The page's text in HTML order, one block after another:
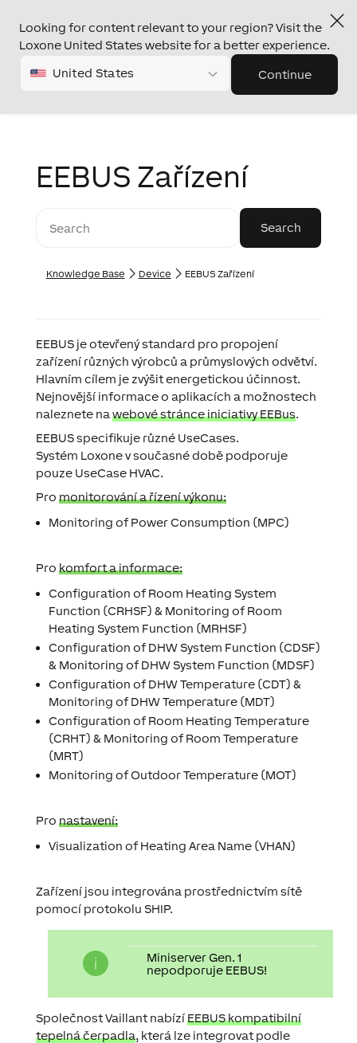
Looking for content relevant to your region? Visit the
Loxone United States website for a better experience.
United States Continue
EEBUS Zařízení
Knowledge Base Device EEBUS Zařízení
EEBUS je otevřený standard pro propojení
zařízení různých výrobců a průmyslových odvětví.
Hlavním cílem je zvýšit energetickou účinnost.
Nejnovější informace o aplikacích a možnostech
naleznete na webové stránce iniciativy EEBus.
EEBUS specifikuje různé UseCases.
Systém Loxone v současné době podporuje
pouze UseCase HVAC.
Pro monitorování a řízení výkonu:
Monitoring of Power Consumption (MPC)
Pro komfort a informace:
Configuration of Room Heating System
Function (CRHSF) & Monitoring of Room
Heating System Function (MRHSF)
Configuration of DHW System Function (CDSF)
& Monitoring of DHW System Function (MDSF)
Configuration of DHW Temperature (CDT) &
Monitoring of DHW Temperature (MDT)
Configuration of Room Heating Temperature
(CRHT) & Monitoring of Room Temperature
(MRT)
Monitoring of Outdoor Temperature (MOT)
Pro nastavení:
Visualization of Heating Area Name (VHAN)
Zařízení jsou integrována prostřednictvím sítě
pomocí protokolu SHIP.
Miniserver Gen. 1
nepodporuje EEBUS!
Společnost Vaillant nabízíEEBUS kompatibilní
tepelná čerpadla, která lze integrovat podle